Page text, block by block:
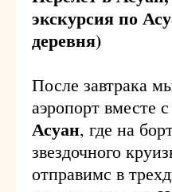
экскурсия по
деревня)
После завтрака
аэропорт вместе
Асуан, где на
звездочного
отправимс в